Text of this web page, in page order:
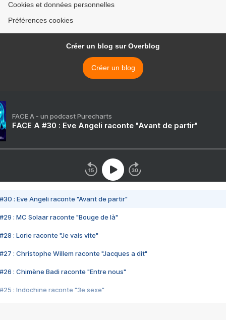
Cookies et données personnelles
Préférences cookies
Créer un blog sur Overblog
Créer un blog
FACE A - un podcast Purecharts
FACE A #30 : Eve Angeli raconte "Avant de partir"
#30 : Eve Angeli raconte "Avant de partir"
#29 : MC Solaar raconte "Bouge de là"
#28 : Lorie raconte "Je vais vite"
#27 : Christophe Willem raconte "Jacques a dit"
#26 : Chimène Badi raconte "Entre nous"
#25 : Indochine raconte "3e sexe"